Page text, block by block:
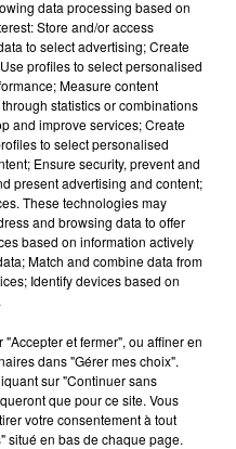
et de contrôle des
SOL annonce un nouvel
sa tournée mondiale
Lens dévoilent leur
tant attendue
data processing based on
Store and/or access
to select advertising; Create
profiles to select personalised
Measure content
statistics or combinations
and improve services; Create
to select personalised
Ensure security, prevent and
present advertising and content;
These technologies may
and browsing data to offer
based on information actively
Match and combine data from
Identify devices based on
et fermer", ou affiner en
dans "Gérer mes choix".
sur "Continuer sans
que pour ce site. Vous
votre consentement à tout
situé en bas de chaque page.